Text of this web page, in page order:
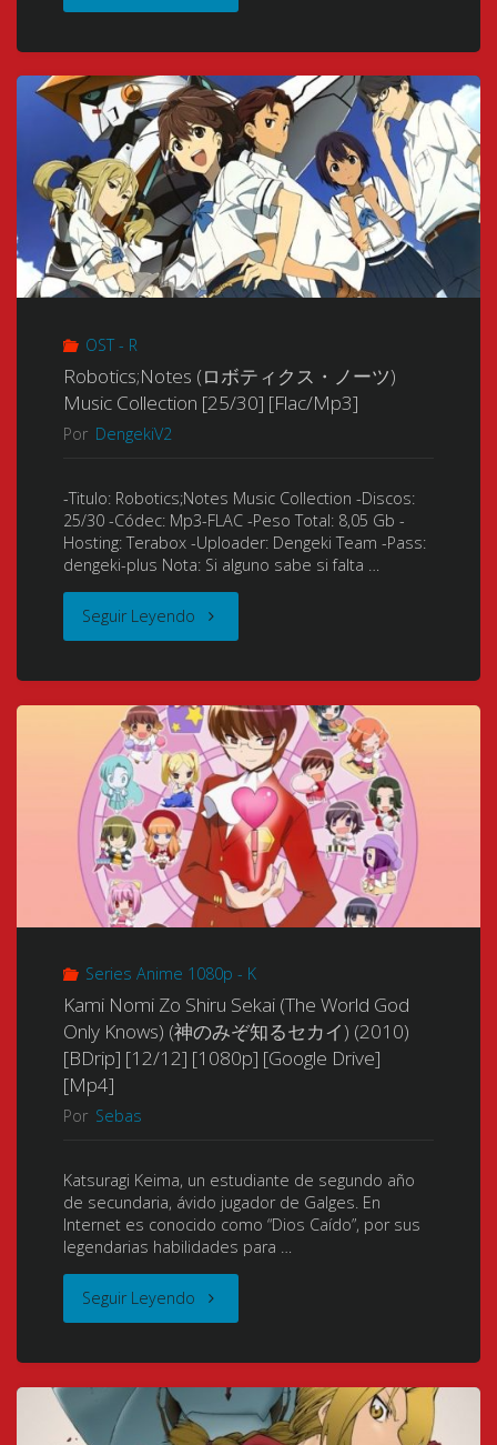
2025]
[05/
¿?]
[Flac/Mp3]"
Kishi
Daikyuu
Wakusei
Seneki
(Knights
Sidonia:
War
the
Ninth
ド
ニ
ア
の
騎
九
戦
役)
Music
Collection
[Flac/Mp3]"
OST - R
Robotics;Notes (ロボティクス・ノーツ)
Music Collection [25/30] [Flac/Mp3]
Por DengekiV2
-Titulo: Robotics;Notes Music Collection -Discos:
25/30 -Códec: Mp3-FLAC -Peso Total: 8,05 Gb -
Hosting: Terabox -Uploader: Dengeki Team -Pass:
dengeki-plus Nota: Si alguno sabe si falta …
Seguir Leyendo "Robotics;Notes
ボ
テ
ィ
ク
ス・
ー
ツ)
[25/30]
[Flac/Mp3]"
Series Anime 1080p - K
Kami Nomi Zo Shiru Sekai (The World God
Only Knows) (神のみぞ知るセカイ) (2010)
[BDrip] [12/12] [1080p] [Google Drive]
[Mp4]
Por Sebas
Katsuragi Keima, un estudiante de segundo año
de secundaria, ávido jugador de Galges. En
Internet es conocido como “Dios Caído”, por sus
legendarias habilidades para …
Seguir Leyendo "Kami
Zo
Shiru